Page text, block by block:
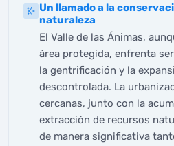
Un llamado a la
naturaleza
El Valle de las Ánimas,
área protegida, enfrenta
la gentrificación y la
descontrolada. La
cercanas, junto con la
extracción de recursos
de manera significativa